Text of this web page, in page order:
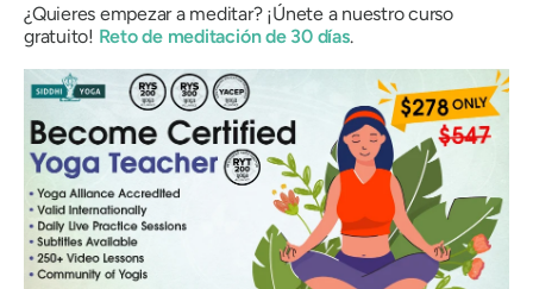
¿Quieres empezar a meditar? ¡Únete a nuestro curso
gratuito! Reto de meditación de 30 días.